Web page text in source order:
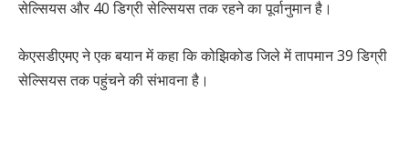
सेल्सियस और 40 डिग्री सेल्सियस तक रहने का पूर्वानुमान है।
केएसडीएमए ने एक बयान में कहा कि कोझिकोड जिले में तापमान 39 डिग्री
सेल्सियस तक पहुंचने की संभावना है।